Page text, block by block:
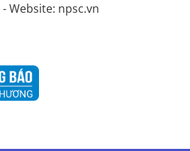
- Website: npsc.vn